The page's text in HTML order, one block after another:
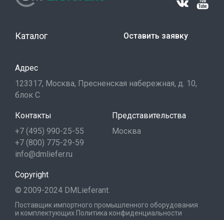
Каталог Оставить заявку
Адрес
123317, Москва, Пресненская набережная, д. 10,
блок С
Контакты
+7 (495) 990-25-55
+7 (800) 775-29-59
info@dmliefer.ru
Представительства
Москва
Copyright
© 2009-2024 DMLieferant.
Поставщик импортного промышленного оборудования
и комплектующих Политика конфиденциальности